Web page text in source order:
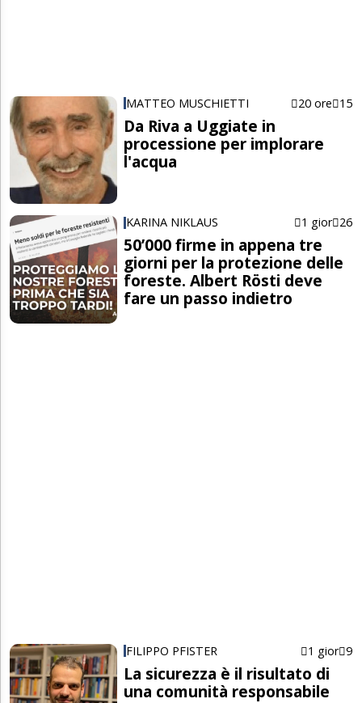
MATTEO MUSCHIETTI 20 ore 15
Da Riva a Uggiate in
processione per implorare
l'acqua
KARINA NIKLAUS 1 gior 26
50’000 firme in appena tre
giorni per la protezione delle
foreste. Albert Rösti deve
fare un passo indietro
FILIPPO PFISTER 1 gior 9
La sicurezza è il risultato di
una comunità responsabile